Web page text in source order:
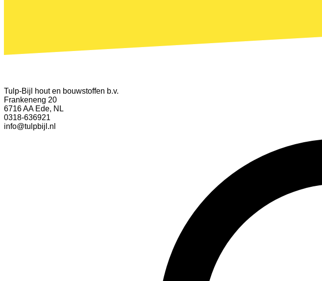
Tulp-Bijl hout en bouwstoffen b.v.
Frankeneng 20
6716 AA Ede, NL
0318-636921
info@tulpbijl.nl